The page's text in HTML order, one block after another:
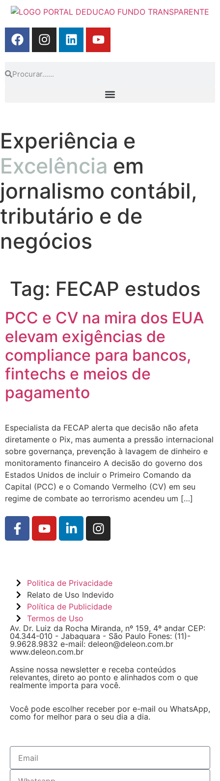
Experiência e
Excelência em
jornalismo contábil,
tributário e de
negócios
Tag: FECAP estudos
PCC e CV na mira dos EUA
elevam exigências de
compliance para bancos,
fintechs e meios de
pagamento
Especialista da FECAP alerta que decisão não afeta
diretamente o Pix, mas aumenta a pressão internacional
sobre governança, prevenção à lavagem de dinheiro e
monitoramento financeiro A decisão do governo dos
Estados Unidos de incluir o Primeiro Comando da
Capital (PCC) e o Comando Vermelho (CV) em seu
regime de combate ao terrorismo acendeu um […]
Politica de Privacidade
Relato de Uso Indevido
Política de Publicidade
Termos de Uso
Av. Dr. Luiz da Rocha Miranda, nº 159, 4º andar CEP:
04.344-010 - Jabaquara - São Paulo Fones: (11)-
9.9628.9832 e-mail: deleon@deleon.com.br
www.deleon.com.br
Assine nossa newsletter e receba conteúdos
relevantes, direto ao ponto e alinhados com o que
realmente importa para você.
Você pode escolher receber por e-mail ou WhatsApp,
como for melhor para o seu dia a dia.